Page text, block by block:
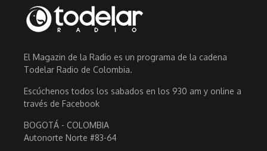
El Magazin de la Radio es un programa de la cadena
Todelar Radio de Colombia.
Escúchenos todos los sabados en los 930 am y online a
través de Facebook
BOGOTÁ - COLOMBIA
Autonorte Norte #83-64